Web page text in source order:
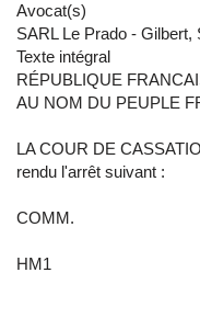
Avocat(s)
SARL Le Prado -
Texte intégral
RÉPUBLIQUE
AU NOM DU PEUPLE
LA COUR DE
rendu l'arrêt suivant :
COMM.
HM1